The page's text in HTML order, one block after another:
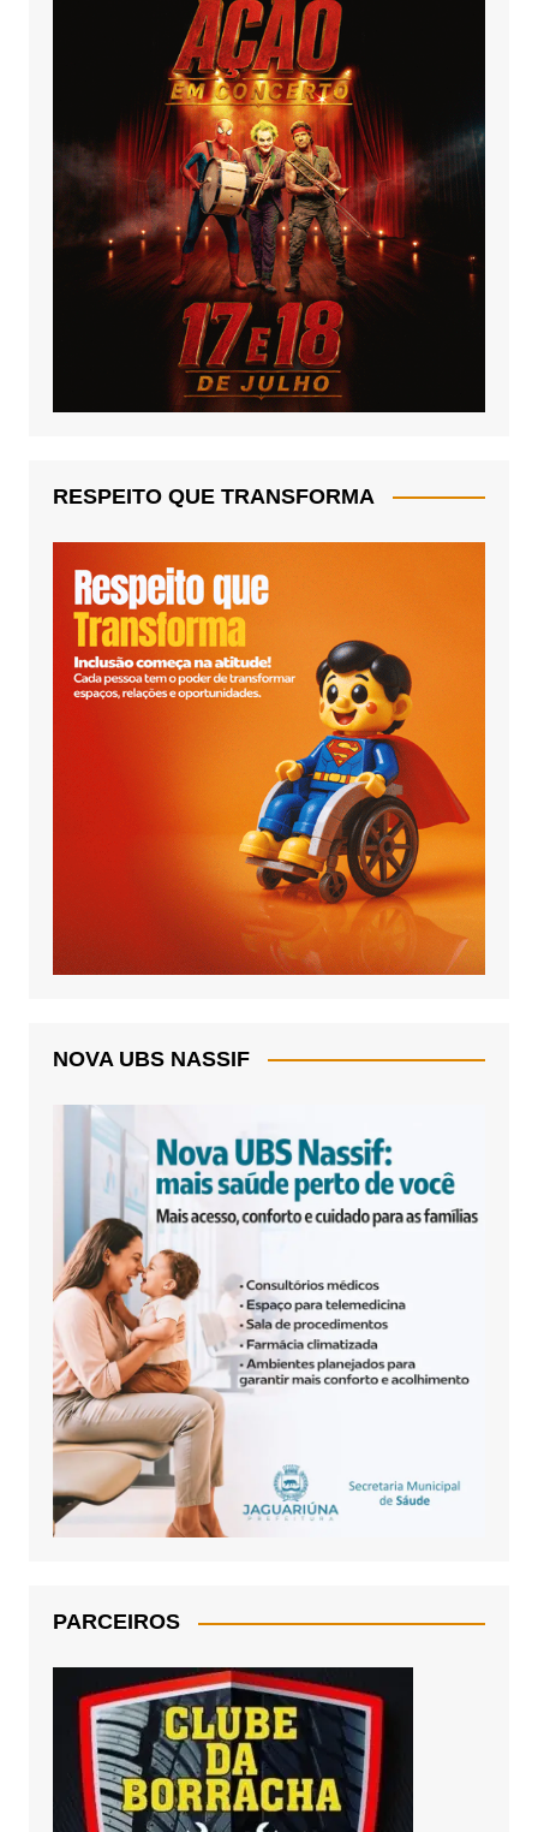
RESPEITO QUE TRANSFORMA
NOVA UBS NASSIF
PARCEIROS